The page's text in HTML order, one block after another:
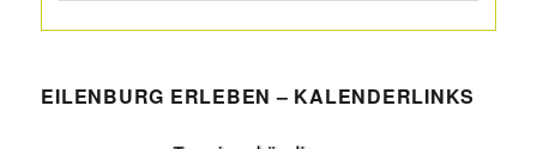
EILENBURG ERLEBEN – KALENDERLINKS